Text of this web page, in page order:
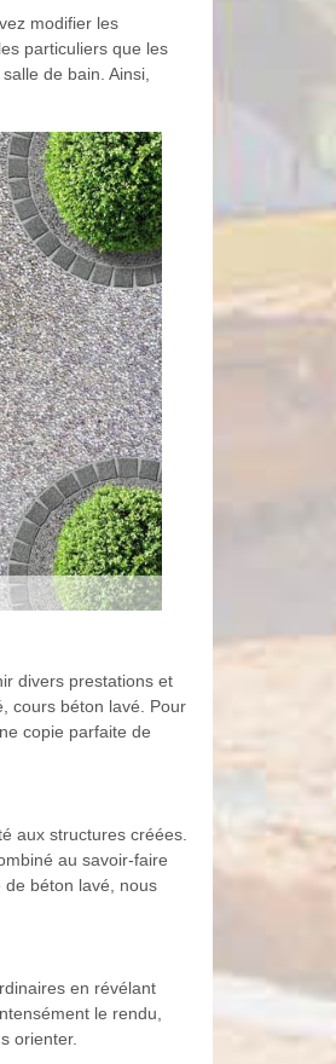
modifier les
particuliers que les
de bain. Ainsi,
divers prestations et
cours béton lavé. Pour
copie parfaite de
aux structures créées.
au savoir-faire
de béton lavé, nous
en révélant
le rendu,
orienter.